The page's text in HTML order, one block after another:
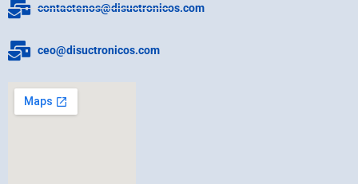
contactenos@disuctronicos.com
ceo@disuctronicos.com